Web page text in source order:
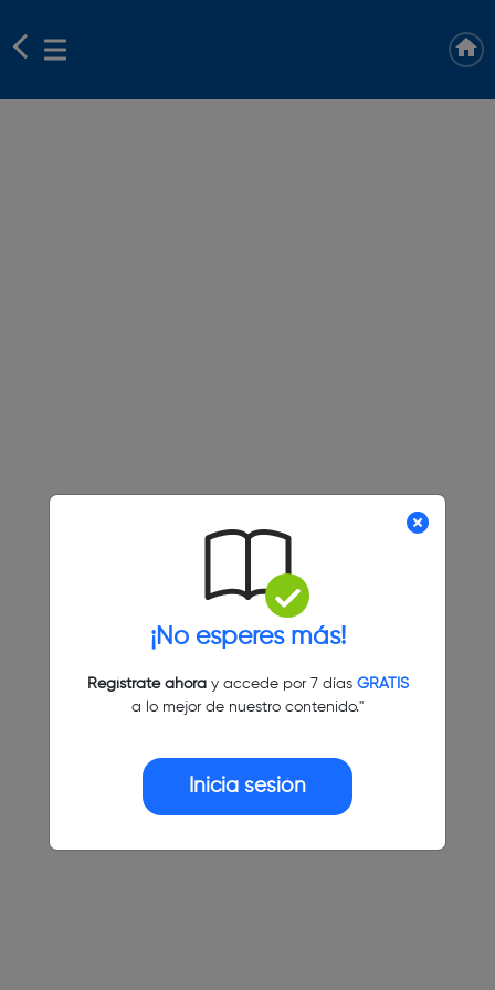
¡No esperes más!
Regístrate ahoray accede por 7 días GRATIS
a lo mejor de nuestro contenido."
Inicia sesión